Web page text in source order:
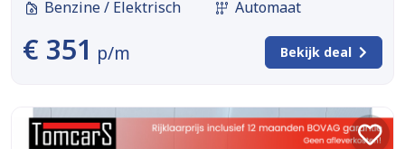
Benzine / Elektrisch
Automaat
€ 351 p/m Bekijk deal